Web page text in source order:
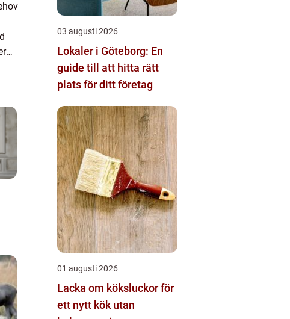
03 augusti 2026
Lokaler i Göteborg: En
guide till att hitta rätt
plats för ditt företag
01 augusti 2026
Lacka om köksluckor för
ett nytt kök utan